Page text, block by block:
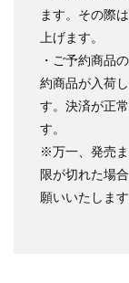
ます。その際
上げます。
・ご予約商品
約商品が入荷
す。決済が正
す。
※万一、発売
限が切れた場
願いいたしま